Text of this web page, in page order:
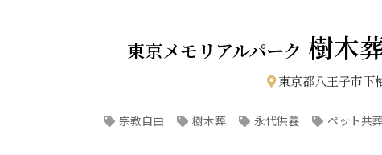
東京メモリアルパーク 樹木
東京都八王子市下
宗教自由 樹木葬 永代供養 ペット共